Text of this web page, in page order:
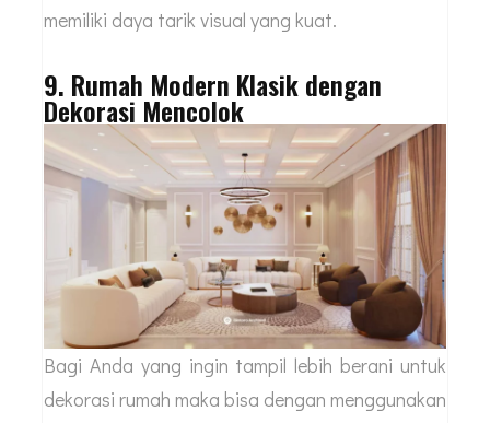
memiliki daya tarik visual yang kuat.
9. Rumah Modern Klasik dengan
Dekorasi Mencolok
Bagi Anda yang ingin tampil lebih berani untuk
dekorasi rumah maka bisa dengan menggunakan